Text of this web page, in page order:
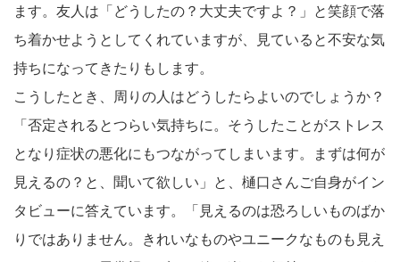
ます。友人は「どうしたの？大丈夫ですよ？」と笑顔で落
ち着かせようとしてくれていますが、見ていると不安な気
持ちになってきたりもします。
こうしたとき、周りの人はどうしたらよいのでしょうか？
「否定されるとつらい気持ちに。そうしたことがストレス
となり症状の悪化にもつながってしまいます。まずは何が
見えるの？と、聞いて欲しい」と、樋口さんご自身がイン
タビューに答えています。「見えるのは恐ろしいものばか
りではありません。きれいなものやユニークなものも見え